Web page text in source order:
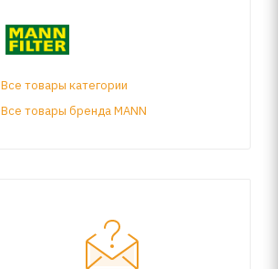
Все товары категории
Все товары бренда MANN